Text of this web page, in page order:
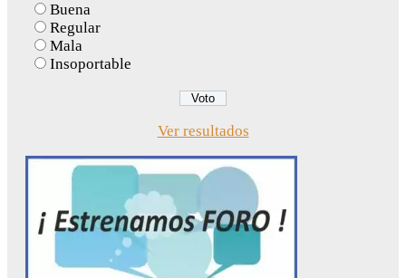
Buena
Regular
Mala
Insoportable
Ver resultados